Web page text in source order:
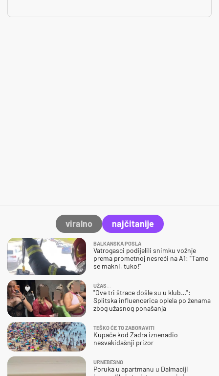
viralno najčitanije
BALKANSKA POSLA
Vatrogasci podijelili snimku vožnje
prema prometnoj nesreći na A1: "Tamo
se makni, tuko!"
UŽAS…
"Ove tri štrace došle su u klub…":
Splitska influencerica oplela po ženama
zbog užasnog ponašanja
TEŠKO ĆE TO ZABORAVITI
Kupače kod Zadra iznenadio
nesvakidašnji prizor
URNEBESNO
Poruka u apartmanu u Dalmaciji